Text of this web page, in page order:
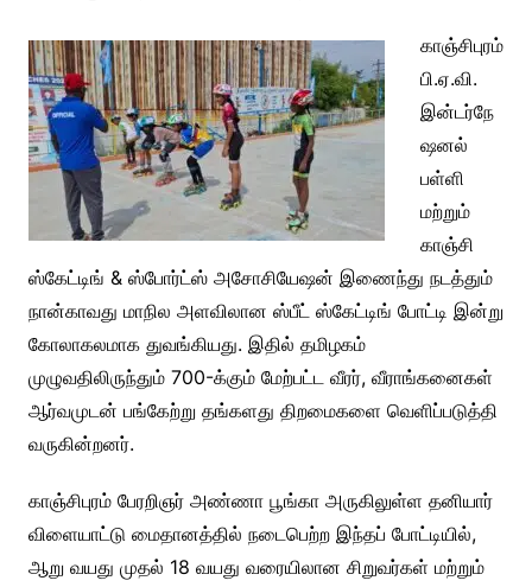
காஞ்சிபுரம்
பி.ஏ.வி.
இன்டர்நே
ஷனல்
பள்ளி
மற்றும்
காஞ்சி
ஸ்கேட்டிங் & ஸ்போர்ட்ஸ் அசோசியேஷன் இணைந்து நடத்தும்
நான்காவது மாநில அளவிலான ஸ்பீட் ஸ்கேட்டிங் போட்டி இன்று
கோலாகலமாக துவங்கியது. இதில் தமிழகம்
முழுவதிலிருந்தும் 700-க்கும் மேற்பட்ட வீரர், வீராங்கனைகள்
ஆர்வமுடன் பங்கேற்று தங்களது திறமைகளை வெளிப்படுத்தி
வருகின்றனர்.
காஞ்சிபுரம் பேரறிஞர் அண்ணா பூங்கா அருகிலுள்ள தனியார்
விளையாட்டு மைதானத்தில் நடைபெற்ற இந்தப் போட்டியில்,
ஆறு வயது முதல் 18 வயது வரையிலான சிறுவர்கள் மற்றும்